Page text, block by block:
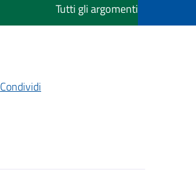
Tutti gli argomenti
Condividi